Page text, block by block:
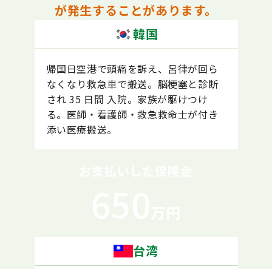
が発生することがあります。
韓国
帰国日空港で頭痛を訴え、呂律が回ら
なくなり救急車で搬送。脳梗塞と診断
され 35 日間 入院。家族が駆けつけ
る。医師・看護師・救急救命士が付き
添い医療搬送。
台湾